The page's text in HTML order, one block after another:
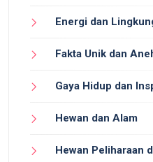
Energi dan
Fakta Unik dan
Gaya Hidup dan
Hewan dan Alam
Hewan Peliharaan